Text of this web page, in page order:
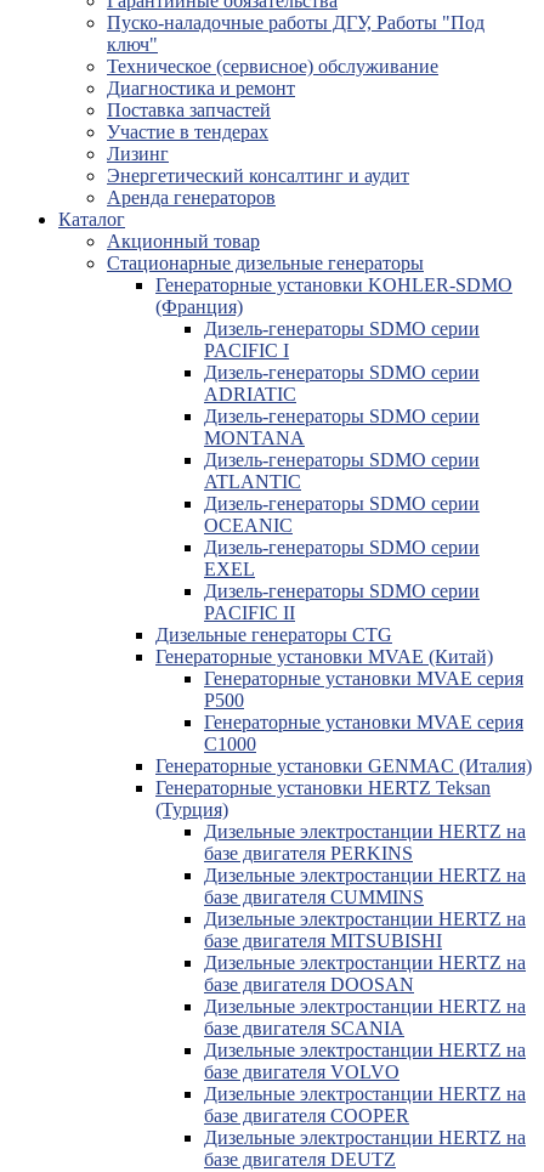
Пуско-наладочные работы ДГУ, Работы "Под
ключ"
Техническое (сервисное) обслуживание
Диагностика и ремонт
Поставка запчастей
Участие в тендерах
Лизинг
Энергетический консалтинг и аудит
Аренда генераторов
Каталог
Акционный товар
Стационарные дизельные генераторы
Генераторные установки KOHLER-SDMO
(Франция)
Дизель-генераторы SDMO серии
PACIFIC I
Дизель-генераторы SDMO серии
ADRIATIC
Дизель-генераторы SDMO серии
MONTANA
Дизель-генераторы SDMO серии
ATLANTIC
Дизель-генераторы SDMO серии
OCEANIC
Дизель-генераторы SDMO серии
EXEL
Дизель-генераторы SDMO серии
PACIFIC II
Дизельные генераторы CTG
Генераторные установки MVAE (Китай)
Генераторные установки MVAE серия
P500
Генераторные установки MVAE серия
C1000
Генераторные установки GENMAC (Италия)
Генераторные установки HERTZ Teksan
(Турция)
Дизельные электростанции HERTZ на
базе двигателя PERKINS
Дизельные электростанции HERTZ на
базе двигателя CUMMINS
Дизельные электростанции HERTZ на
базе двигателя MITSUBISHI
Дизельные электростанции HERTZ на
базе двигателя DOOSAN
Дизельные электростанции HERTZ на
базе двигателя SCANIA
Дизельные электростанции HERTZ на
базе двигателя VOLVO
Дизельные электростанции HERTZ на
базе двигателя COOPER
Дизельные электростанции HERTZ на
базе двигателя DEUTZ